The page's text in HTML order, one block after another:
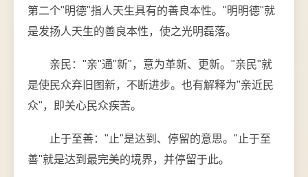
第二个"明德"指人天生具有的善良本性。"明明德"就
是发扬人天生的善良本性，使之光明磊落。
亲民："亲"通"新"，意为革新、更新。"亲民"就
是使民众弃旧图新，不断进步。也有解释为"亲近民
众"，即关心民众疾苦。
止于至善："止"是达到、停留的意思。"止于至
善"就是达到最完美的境界，并停留于此。